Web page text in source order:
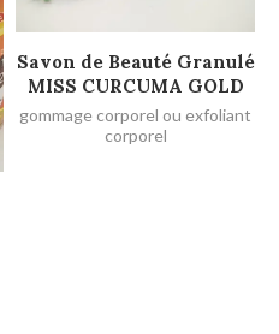
LIRE LA SUITE
Savon de Beauté Granulé
MISS CURCUMA GOLD
gommage corporel ou exfoliant
corporel